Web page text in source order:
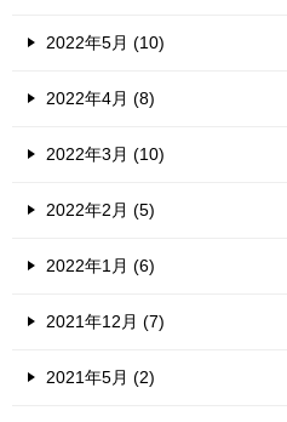
2022年5月 (10)
2022年4月 (8)
2022年3月 (10)
2022年2月 (5)
2022年1月 (6)
2021年12月 (7)
2021年5月 (2)